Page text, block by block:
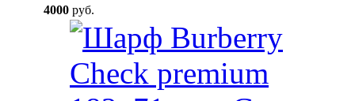
4000 руб.